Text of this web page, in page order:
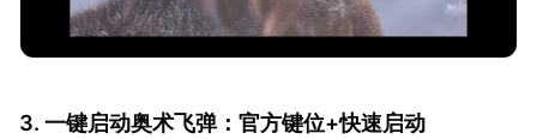
3. 一键启动奥术飞弹：官方键位+快速启动